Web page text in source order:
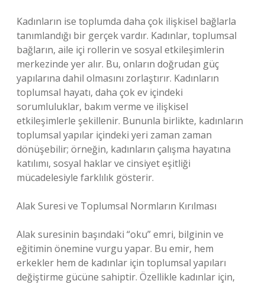
Kadınların ise toplumda daha çok ilişkisel bağlarla
tanımlandığı bir gerçek vardır. Kadınlar, toplumsal
bağların, aile içi rollerin ve sosyal etkileşimlerin
merkezinde yer alır. Bu, onların doğrudan güç
yapılarına dahil olmasını zorlaştırır. Kadınların
toplumsal hayatı, daha çok ev içindeki
sorumluluklar, bakım verme ve ilişkisel
etkileşimlerle şekillenir. Bununla birlikte, kadınların
toplumsal yapılar içindeki yeri zaman zaman
dönüşebilir; örneğin, kadınların çalışma hayatına
katılımı, sosyal haklar ve cinsiyet eşitliği
mücadelesiyle farklılık gösterir.
Alak Suresi ve Toplumsal Normların Kırılması
Alak suresinin başındaki “oku” emri, bilginin ve
eğitimin önemine vurgu yapar. Bu emir, hem
erkekler hem de kadınlar için toplumsal yapıları
değiştirme gücüne sahiptir. Özellikle kadınlar için,